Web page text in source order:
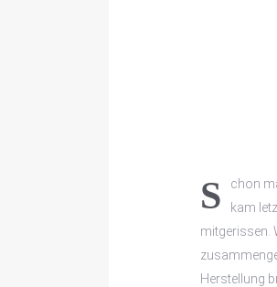
Schon mal Orangenmarmelade selbst machen wollen? Meine Mutter
kam
mitgerissen.
Herstellung